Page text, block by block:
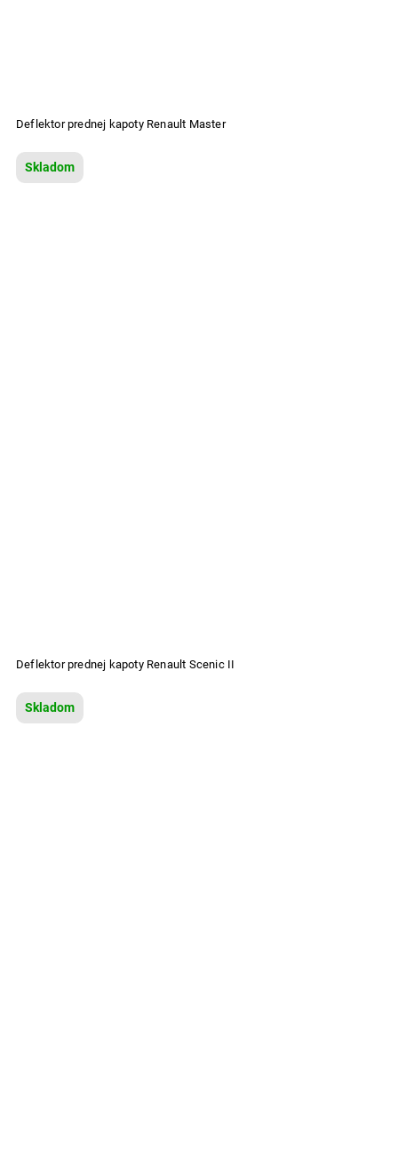
Deflektor prednej kapoty Renault Master
Skladom
Deflektor prednej kapoty Renault Scenic II
Skladom